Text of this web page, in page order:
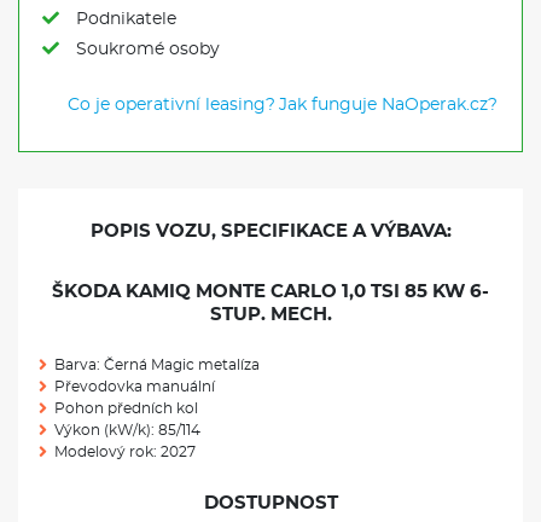
Podnikatele
Soukromé osoby
Co je operativní leasing? Jak funguje NaOperak.cz?
POPIS VOZU, SPECIFIKACE A VÝBAVA:
ŠKODA KAMIQ MONTE CARLO 1,0 TSI 85 KW 6-
STUP. MECH.
Barva: Černá Magic metalíza
Převodovka manuální
Pohon předních kol
Výkon (kW/k): 85/114
Modelový rok: 2027
DOSTUPNOST